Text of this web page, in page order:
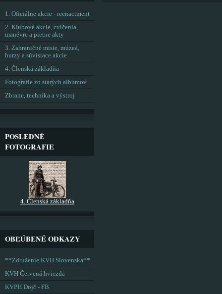
1. Oficiálne akcie - reenactment
2. Klubové akcie, cvičenia,
manévre a pietne akty
3. Zahraničné misie, múzeá,
burzy a súvisiace akcie
4. Členská základňa
Fotografie zo starých albumov
Zbrane, technika a výstroj
POSLEDNÉ
FOTOGRAFIE
4. Členská základňa
OBĽÚBENÉ ODKAZY
**Združenie KVH Slovenska**
KVH Červená hviezda
KVPH Dojč - FB